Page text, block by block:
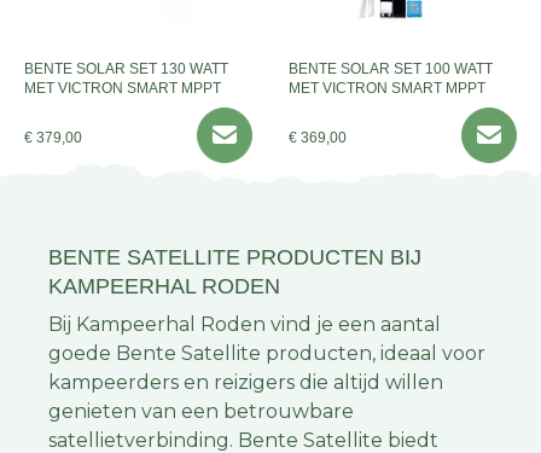
BENTE SOLAR SET 130 WATT
MET VICTRON SMART MPPT
€ 379,00
BENTE SOLAR SET 100 WATT
MET VICTRON SMART MPPT
€ 369,00
BENTE SATELLITE PRODUCTEN BIJ
KAMPEERHAL RODEN
Bij Kampeerhal Roden vind je een aantal
goede Bente Satellite producten, ideaal voor
kampeerders en reizigers die altijd willen
genieten van een betrouwbare
satellietverbinding. Bente Satellite biedt